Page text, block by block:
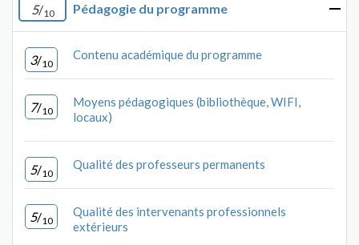
5/10 Pédagogie du programme
3/10
Contenu académique du programme
7/10
Moyens pédagogiques (bibliothèque, WIFI,
locaux)
5/10
Qualité des professeurs permanents
5/10
Qualité des intervenants professionnels
extérieurs